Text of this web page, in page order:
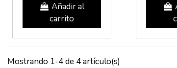
Añadir al
carrito
Mostrando 1-4 de 4 artículo(s)